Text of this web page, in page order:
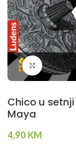
Klikni da
Chico u
Maya
4,90 KM